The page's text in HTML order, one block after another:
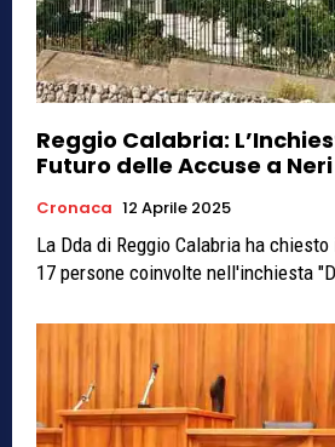
Reggio Calabria:
Futuro delle Accuse a
Cronaca 12 Aprile 2025
La Dda di Reggio Calabria ha
17 persone coinvolte nell'inchiesta